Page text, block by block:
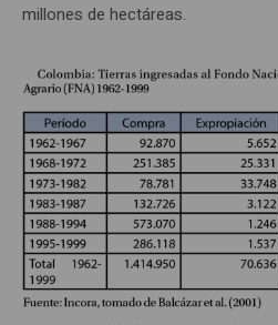
millones de hectáreas.